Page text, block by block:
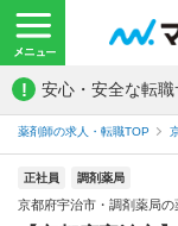
! 安心・安全な転職
薬剤師の求人・転職TOP
正社員 調剤薬局
京都府宇治市・調剤薬局の